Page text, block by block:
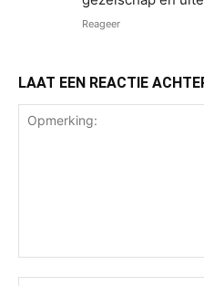
Reageer
LAAT EEN REACTIE